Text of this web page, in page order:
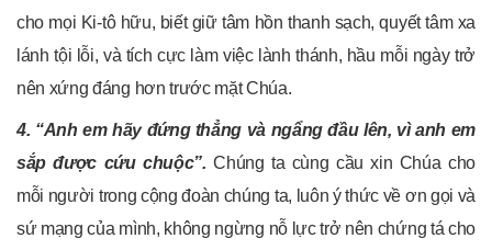
cho mọi Ki-tô hữu, biết giữ tâm hồn thanh sạch, quyết tâm xa
lánh tội lỗi, và tích cực làm việc lành thánh, hầu mỗi ngày trở
nên xứng đáng hơn trước mặt Chúa.
4. “Anh em hãy đứng thẳng và ngẩng đầu lên, vì anh em
sắp được cứu chuộc”. Chúng ta cùng cầu xin Chúa cho
mỗi người trong cộng đoàn chúng ta, luôn ý thức về ơn gọi và
sứ mạng của mình, không ngừng nỗ lực trở nên chứng tá cho